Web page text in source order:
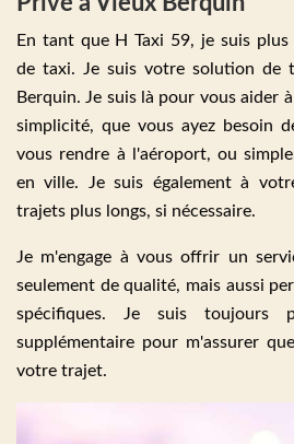
En tant que H Taxi 59, je suis
de taxi. Je suis votre solution de
Berquin. Je suis là pour vous aider
simplicité, que vous ayez besoin
vous rendre à l'aéroport, ou
en ville. Je suis également à
trajets plus longs, si nécessaire.
Je m'engage à vous offrir un
seulement de qualité, mais aussi
spécifiques. Je suis
supplémentaire pour m'assurer
votre trajet.